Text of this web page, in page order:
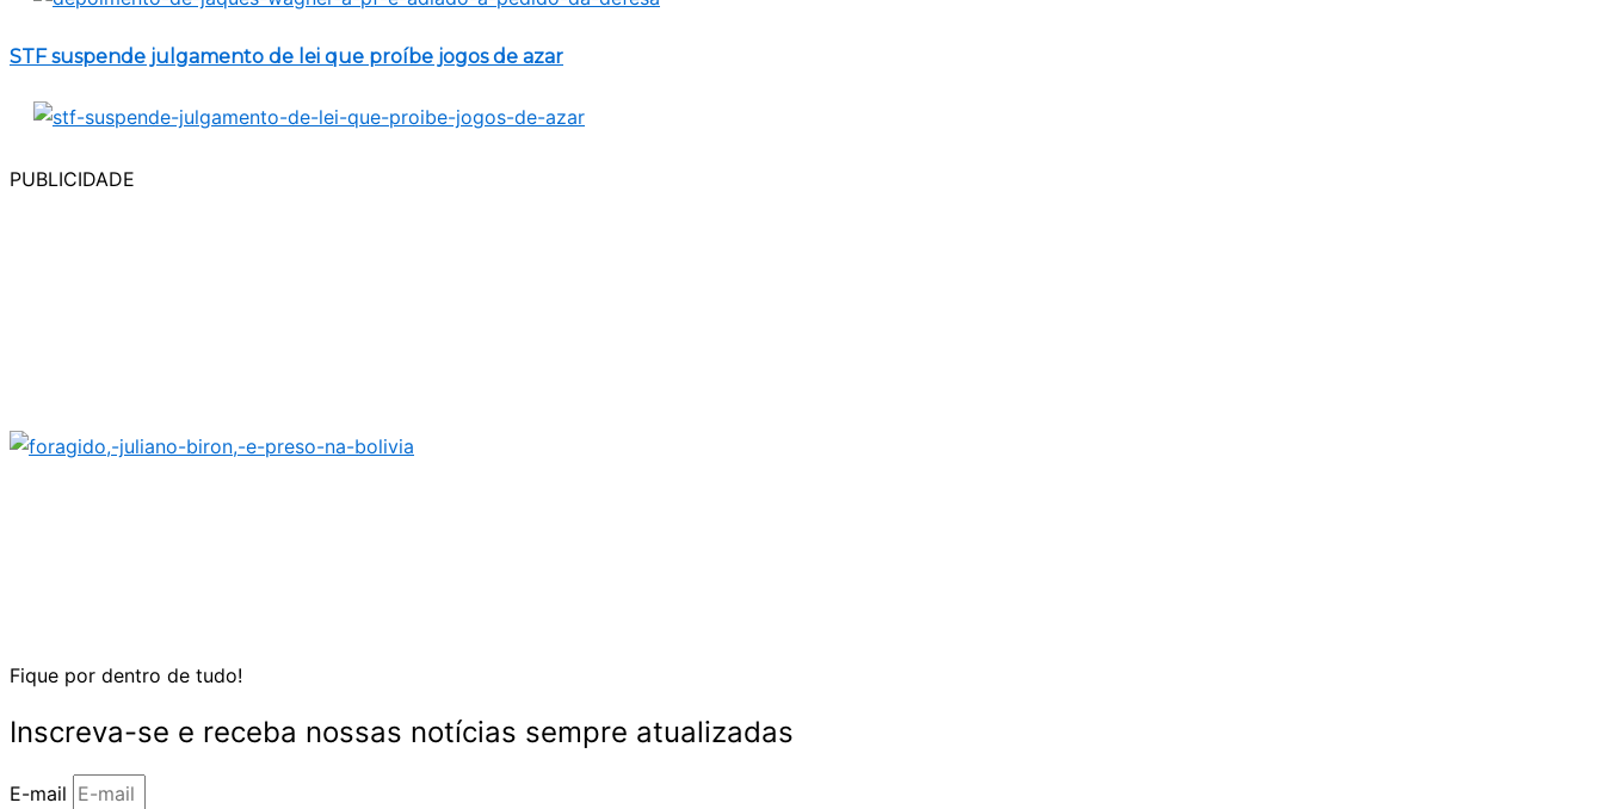
STF suspende julgamento de lei que proíbe jogos de azar
PUBLICIDADE
Fique por dentro de tudo!
Inscreva-se e receba nossas notícias sempre atualizadas
E-mail